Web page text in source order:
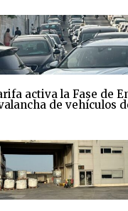
activa la Fase de
de vehículos